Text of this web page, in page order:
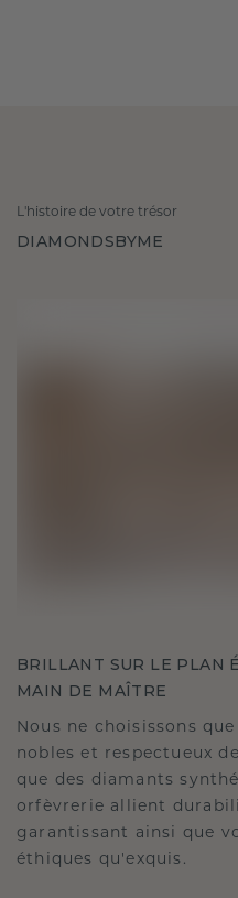
L'histoire de votre trésor
DIAMONDSBYME
BRILLANT SUR LE PLAN
MAIN DE MAÎTRE
Nous ne choisissons
nobles et respectueux
que des diamants
orfèvrerie allient
garantissant ainsi que
éthiques qu'exquis.